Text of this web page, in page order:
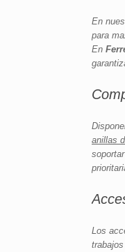
En
para
En
anillas
Los